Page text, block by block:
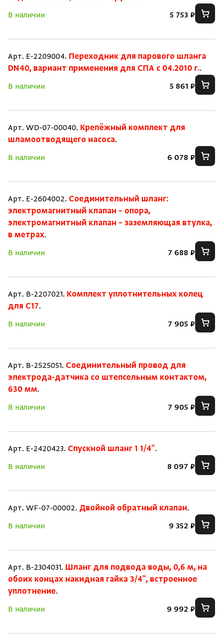
В наличии
5 753 ₽
Арт. E-2209004. Переходник для парового шланга
DN40, вариант применения для СПА с 04.2010 г..
В наличии
5 861 ₽
Арт. WD-07-00040. Крепёжный комплект для
шламоотводящего насоса.
В наличии
6 078 ₽
Арт. E-2604002. Соединительный шланг:
электромагнитный клапан – опора,
электромагнитный клапан – заземляющая втулка,
в метрах.
В наличии
7 688 ₽
Арт. B-2207021. Комплект уплотнительных колец
для C17.
В наличии
7 905 ₽
Арт. B-2525051. Соединительный провод для
электрода-датчика со штепсельным контактом,
630 мм.
В наличии
7 905 ₽
Арт. E-2420423. Спускной шланг 1 1/4".
В наличии
8 097 ₽
Арт. WF-07-00002. Двойной обратный клапан.
В наличии
9 352 ₽
Арт. B-2304031. Шланг для подвода воды, 0,6 м, на
обоих концах накидная гайка 3/4", встроенное
уплотнение.
В наличии
9 992 ₽
Зарегистрироваться